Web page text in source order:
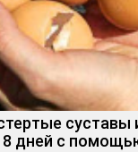
суставы
8 дней с